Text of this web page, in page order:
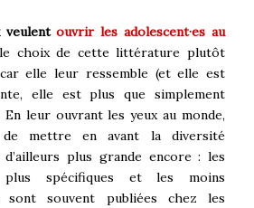
veulentouvrir les adolescent·es au
le choix de cette littérature plutôt
car elle leur ressemble (et elle est
elle est plus que simplement
En leur ouvrant les yeux au monde,
de mettre en avant la diversité
plus grande encore : les
spécifiques et les moins
sont souvent publiées chez les